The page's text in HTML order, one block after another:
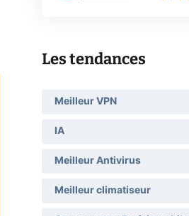
Les tendances
Meilleur VPN
IA
Meilleur Antivirus
Meilleur climatiseur